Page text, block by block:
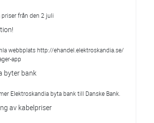
från den 2 juli
webbplats http://ehandel.elektroskandia.se/
app
byter bank
Elektroskandia byta bank till Danske Bank.
av kabelpriser